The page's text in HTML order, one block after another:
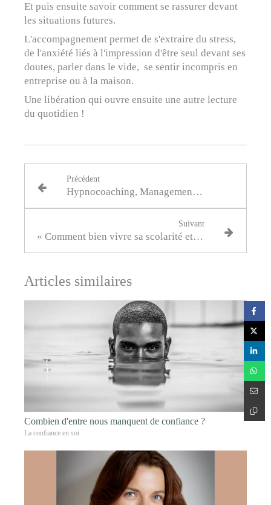
Et puis ensuite savoir comment se rassurer devant
les situations futures.
L'accompagnement permet de s'extraire du stress,
de l'anxiété liés à l'impression d'être seul devant ses
doutes, parler dans le vide, se sentir incompris en
entreprise ou à la maison.
Une libération qui ouvre ensuite une autre lecture
du quotidien !
Précédent
Hypnocoaching, Management & santé au travail
Suivant
« Comment bien vivre sa scolarité et se préparer à la vie pro ? »
Articles similaires
Combien d'entre nous manquent de confiance ?
La confiance en soi